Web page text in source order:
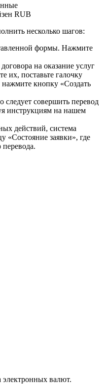
RUB
несколько шагов:
формы. Нажмите
на оказание услуг
их, поставьте галочку
кнопку «Создать
следует совершить перевод
инструкциям на нашем
действий, система
«Состояние заявки», где
перевода.
валют.